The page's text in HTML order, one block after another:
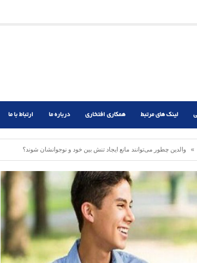
لینک های مرتبط همکاری افتخاری درباره ما ارتباط با ما
» والدین چطور می‌توانند مانع ایجاد تنش‌ بین خود و نوجوانشان شوند؟